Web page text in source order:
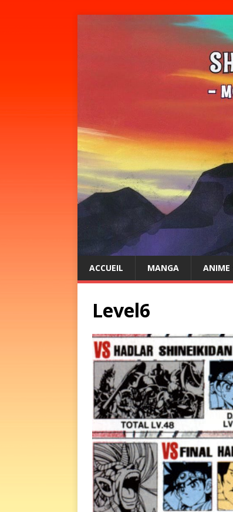
ACCUEIL MANGA ANIME
Level6